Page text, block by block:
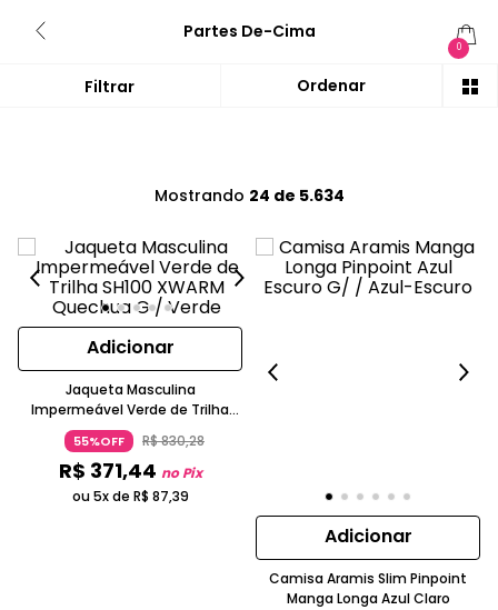
Partes De-Cima
0
Mostrando 24 de 5.634
Adicionar
Jaqueta Masculina
Impermeável Verde de Trilha
SH100 XWARM Quechua
55%OFF R$830,28
R$ 371,44 no Pix
ou 5x de R$ 87,39
Adicionar
Camisa Aramis Slim Pinpoint
Manga Longa Azul Claro